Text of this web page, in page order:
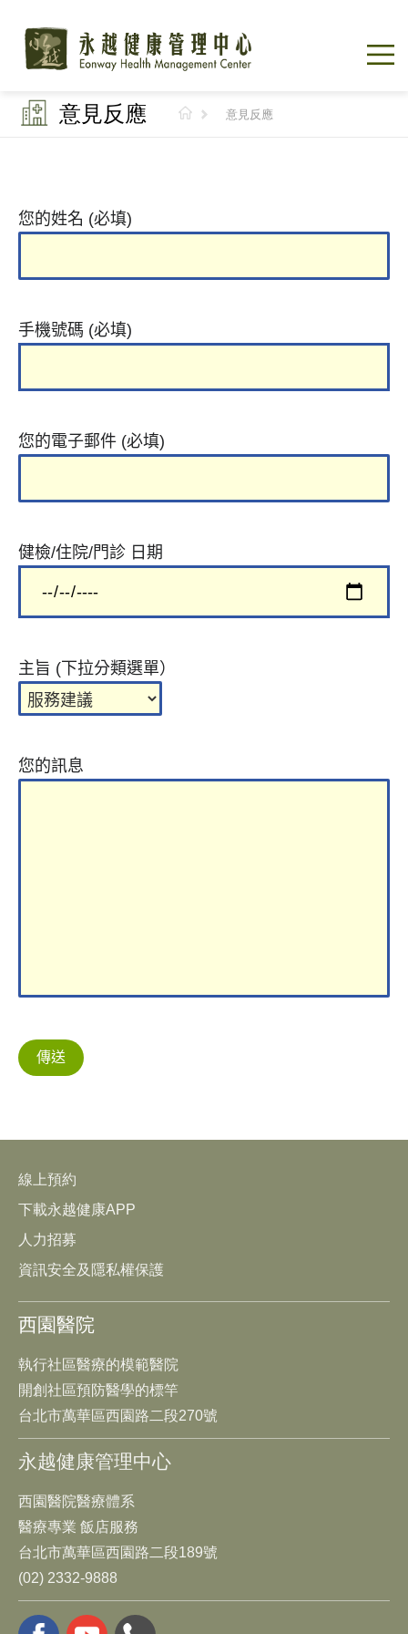
意見反應 意見反應
您的姓名 (必填)
手機號碼 (必填)
您的電子郵件 (必填)
健檢/住院/門診 日期
主旨 (下拉分類選單）
您的訊息
線上預約
下載永越健康APP
人力招募
資訊安全及隱私權保護
西園醫院
執行社區醫療的模範醫院
開創社區預防醫學的標竿
台北市萬華區西園路二段270號
永越健康管理中心
西園醫院醫療體系
醫療專業 飯店服務
台北市萬華區西園路二段189號
(02) 2332-9888